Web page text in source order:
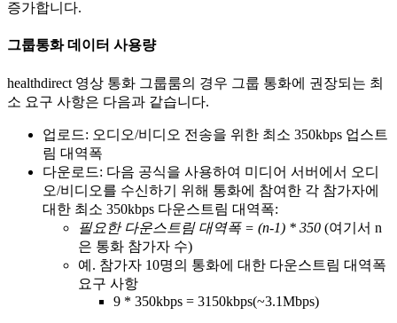
증가합니 다.
그룹통화 데 이 터 사용량
healthdirect 영상 통화 그룹룸의 경우 그룹 통화에 권 장되 는 최
소 요구 사항은 다음과 같습니 다.
업 로 드: 오디 오/비 디 오 전 송을 위 한 최 소 350kbps 업스 트
림 대 역폭
다운로 드: 다음 공식을 사용하여 미 디 어 서 버 에 서 오디
오/비 디 오를 수신하기 위 해 통화에 참여 한 각 참가자에
대 한 최 소 350kbps 다운스 트림 대 역폭:
필요한 다운스 트림 대역폭 = (n-1) * 350 (여 기 서 n
은 통화 참가자 수)
예 . 참가자 10명의 통화에 대 한 다운스 트림 대 역폭
요구 사항
9 * 350kbps = 3150kbps(~3.1Mbps)